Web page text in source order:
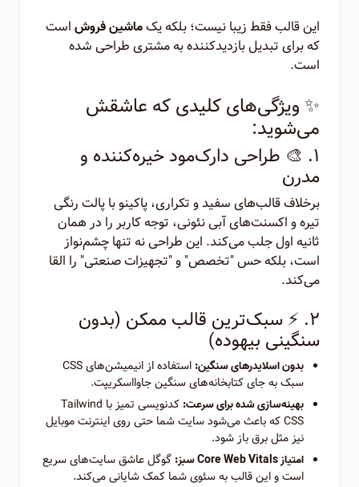
این قالب فقط زیبا نیست؛ بلکه یکماشین فروشاست
که برای تبدیل بازدیدکننده به مشتری طراحی شده
است.
✨ ویژگی‌های کلیدی که عاشقش
می‌شوید:
۱. 🎨 طراحی دارک‌مود خیره‌کننده و
مدرن
برخلاف قالب‌های سفید و تکراری، پاکینو با پالت رنگی
تیره و اکسنت‌های آبی نئونی، توجه کاربر را در همان
ثانیه اول جلب می‌کند. این طراحی نه تنها چشم‌نواز
است، بلکه حس "تخصص" و "تجهیزات صنعتی" را القا
می‌کند.
۲. ⚡ سبک‌ترین قالب ممکن (بدون
سنگینی بیهوده)
بدون اسلایدرهای سنگین:
استفاده از انیمیشن‌های CSS
سبک به جای کتابخانه‌های سنگین جاوااسکریپت.
بهینه‌سازی شده برای سرعت:
کدنویسی تمیز با Tailwind
CSS که باعث می‌شود سایت شما حتی روی اینترنت موبایل
نیز مثل برق باز شود.
امتیاز Core Web Vitals سبز:
گوگل عاشق سایت‌های سریع
است و این قالب به سئوی شما کمک شایانی می‌کند.